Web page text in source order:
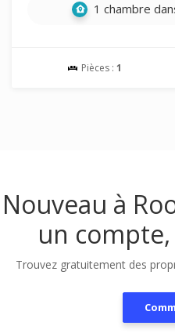
1 chambre
Pièces : 1
Nouveau à
un
Trouvez gratuitement des